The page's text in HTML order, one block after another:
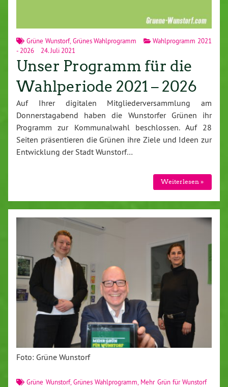
Grüne Wunstorf,Grünes Wahlprogramm
Wahlprogramm 2021
- 2026
24. Juli 2021
Unser Programm für die
Wahlperiode 2021 – 2026
Auf Ihrer digitalen Mitgliederversammlung am
Donnerstagabend haben die Wunstorfer Grünen ihr
Programm zur Kommunalwahl beschlossen. Auf 28
Seiten präsentieren die Grünen ihre Ziele und Ideen zur
Entwicklung der Stadt Wunstorf…
Weiterlesen »
Foto: Grüne Wunstorf
Grüne Wunstorf, Grünes Wahlprogramm Mehr Grün für Wunstorf